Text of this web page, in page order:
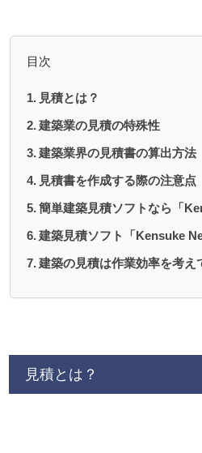
目次
見積とは？
建築業の見積の特殊性
建築業界の見積書の算出方法
見積書を作成する際の注意点
簡単建築見積ソフトなら「
建築見積ソフト「Kensuke
建築の見積は作業効率を考え
見積とは？